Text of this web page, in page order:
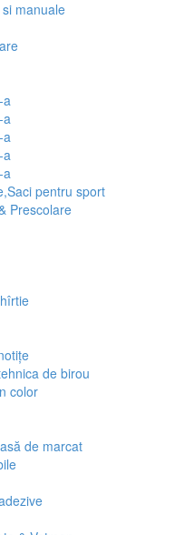
manuale
a
a
a
a
a
pentru sport
Prescolare
de birou
color
de marcat